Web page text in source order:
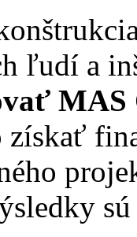
ľudí a
MAS